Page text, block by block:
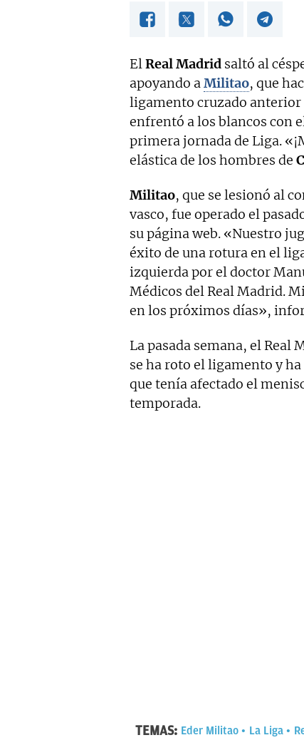
ElReal Madrid saltó al
apoyando aMilitao, que
ligamento cruzado anterior
enfrentó a los blancos con
primera jornada de Liga.
elástica de los hombres de
Militao, que se lesionó al
vasco, fue operado el
su página web. «Nuestro
éxito de una rotura en el
izquierda por el doctor
Médicos del Real Madrid.
en los próximos días»,
La pasada semana, el Real
se ha roto el ligamento y
que tenía afectado el
temporada.
TEMAS: Eder Militao La Liga